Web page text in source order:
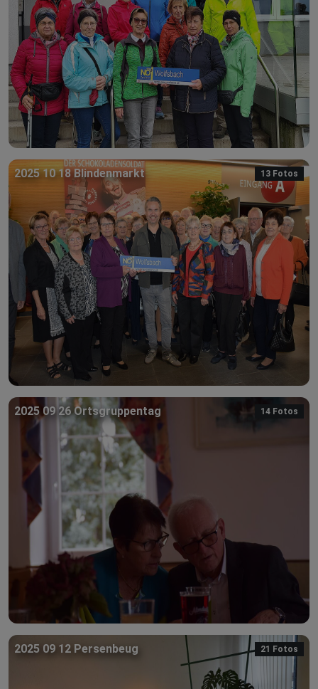
2025 10 18 Blindenmarkt 13 Fotos
2025 09 26 Ortsgruppentag 14 Fotos
2025 09 12 Persenbeug 21 Fotos